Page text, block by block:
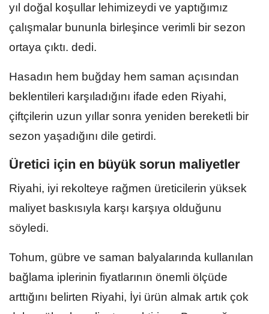
yıl doğal koşullar lehimizeydi ve yaptığımız
çalışmalar bununla birleşince verimli bir sezon
ortaya çıktı. dedi.
Hasadın hem buğday hem saman açısından
beklentileri karşıladığını ifade eden Riyahi,
çiftçilerin uzun yıllar sonra yeniden bereketli bir
sezon yaşadığını dile getirdi.
Üretici için en büyük sorun maliyetler
Riyahi, iyi rekolteye rağmen üreticilerin yüksek
maliyet baskısıyla karşı karşıya olduğunu
söyledi.
Tohum, gübre ve saman balyalarında kullanılan
bağlama iplerinin fiyatlarının önemli ölçüde
arttığını belirten Riyahi, İyi ürün almak artık çok